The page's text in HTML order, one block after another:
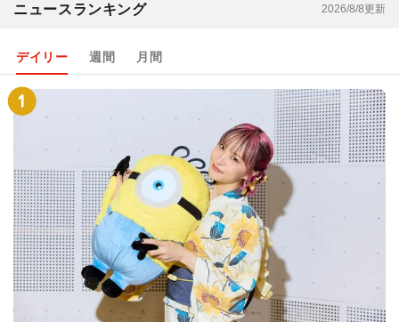
ニュースランキング 2026/8/8更新
デイリー 週間 月間